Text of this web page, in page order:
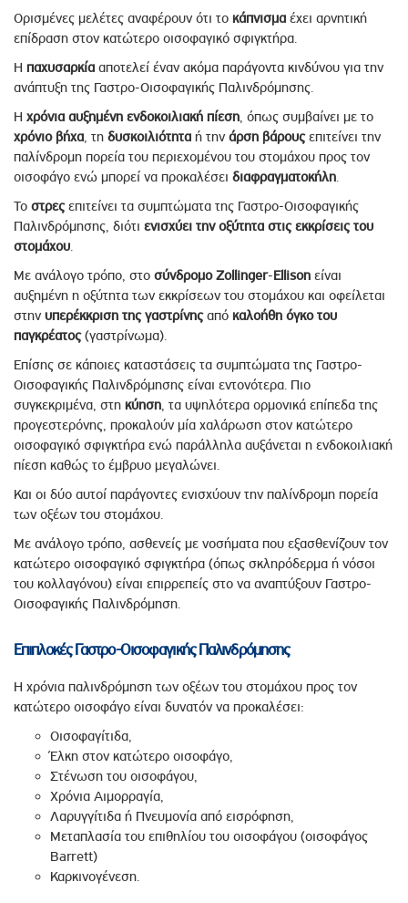
Ορισμένες μελέτες αναφέρουν ότι το κάπνισμα έχει αρνητική
επίδραση στον κατώτερο οισοφαγικό σφιγκτήρα.
Η παχυσαρκία αποτελεί έναν ακόμα παράγοντα κινδύνου για την
ανάπτυξη της Γαστρο-Οισοφαγικής Παλινδρόμησης.
Η χρόνια αυξημένη ενδοκοιλιακή πίεση, όπως συμβαίνει με το
χρόνιο βήχα, τη δυσκοιλιότητα ή την άρση βάρουςεπιτείνει την
παλίνδρομη πορεία του περιεχομένου του στομάχου προς τον
οισοφάγο ενώ μπορεί να προκαλέσει διαφραγματοκήλη.
Το στρεςεπιτείνει τα συμπτώματα της Γαστρο-Οισοφαγικής
Παλινδρόμησης, διότι ενισχύει την οξύτητα στις εκκρίσεις του
στομάχου.
Με ανάλογο τρόπο, στο σύνδρομο Zollinger-Ellison είναι
αυξημένη η οξύτητα των εκκρίσεων του στομάχου και οφείλεται
στην υπερέκκριση της γαστρίνηςαπό καλοήθη όγκο του
παγκρέατος(γαστρίνωμα).
Επίσης σε κάποιες καταστάσεις τα συμπτώματα της Γαστρο-
Οισοφαγικής Παλινδρόμησης είναι εντονότερα. Πιο
συγκεκριμένα, στη κύηση, τα υψηλότερα ορμονικά επίπεδα της
προγεστερόνης, προκαλούν μία χαλάρωση στον κατώτερο
οισοφαγικό σφιγκτήρα ενώ παράλληλα αυξάνεται η ενδοκοιλιακή
πίεση καθώς το έμβρυο μεγαλώνει.
Και οι δύο αυτοί παράγοντες ενισχύουν την παλίνδρομη πορεία
των οξέων του στομάχου.
Με ανάλογο τρόπο, ασθενείς με νοσήματα που εξασθενίζουν τον
κατώτερο οισοφαγικό σφιγκτήρα (όπως σκληρόδερμα ή νόσοι
του κολλαγόνου) είναι επιρρεπείς στο να αναπτύξουν Γαστρο-
Οισοφαγικής Παλινδρόμηση.
Επιπλοκές Γαστρο-Οισοφαγικής Παλινδρόμησης
Η χρόνια παλινδρόμηση των οξέων του στομάχου προς τον
κατώτερο οισοφάγο είναι δυνατόν να προκαλέσει:
Οισοφαγίτιδα,
Έλκη στον κατώτερο οισοφάγο,
Στένωση του οισοφάγου,
Χρόνια Αιμορραγία,
Λαρυγγίτιδα ή Πνευμονία από εισρόφηση,
Μεταπλασία του επιθηλίου του οισοφάγου (οισοφάγος
Barrett)
Καρκινογένεση.